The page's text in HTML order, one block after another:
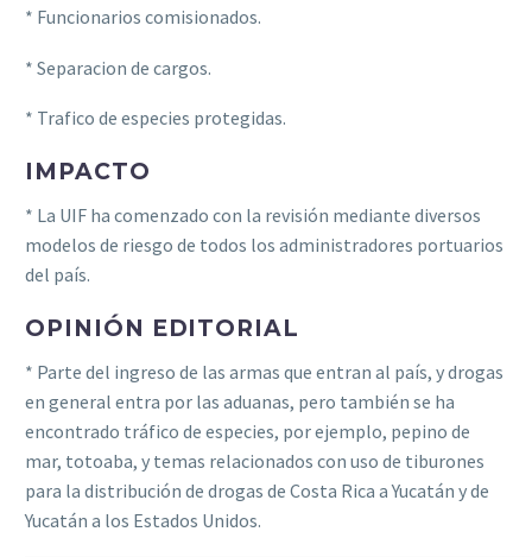
* Funcionarios comisionados.
* Separacion de cargos.
* Trafico de especies protegidas.
IMPACTO
* La UIF ha comenzado con la revisión mediante diversos
modelos de riesgo de todos los administradores portuarios
del país.
OPINIÓN EDITORIAL
* Parte del ingreso de las armas que entran al país, y drogas
en general entra por las aduanas, pero también se ha
encontrado tráfico de especies, por ejemplo, pepino de
mar, totoaba, y temas relacionados con uso de tiburones
para la distribución de drogas de Costa Rica a Yucatán y de
Yucatán a los Estados Unidos.